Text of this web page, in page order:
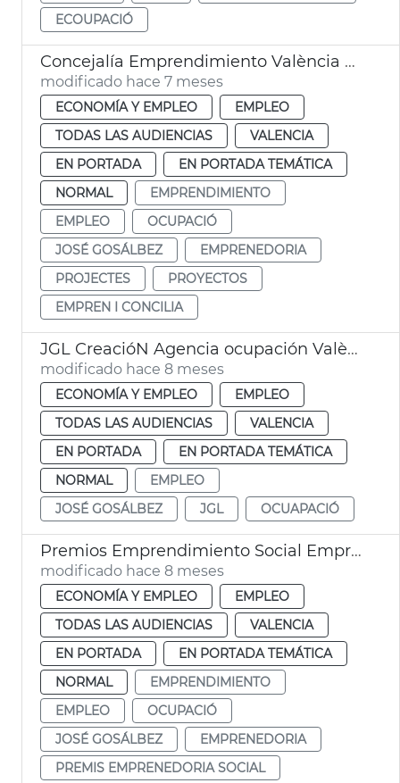
ECOUPACIÓ
Concejalía Emprendimiento València ayudas 757 nuevos proyectos
modificado hace 7 meses
ECONOMÍA Y EMPLEO
EMPLEO
TODAS LAS AUDIENCIAS
VALENCIA
EN PORTADA
EN PORTADA TEMÁTICA
NORMAL
EMPRENDIMIENTO
EMPLEO
OCUPACIÓ
JOSÉ GOSÁLBEZ
EMPRENEDORIA
PROJECTES
PROYECTOS
EMPREN I CONCILIA
JGL CreacióN Agencia ocupación València
modificado hace 8 meses
ECONOMÍA Y EMPLEO
EMPLEO
TODAS LAS AUDIENCIAS
VALENCIA
EN PORTADA
EN PORTADA TEMÁTICA
NORMAL
EMPLEO
JOSÉ GOSÁLBEZ
JGL OCUAPACIÓ
Premios Emprendimiento Social Emprendedores Riada 2025
modificado hace 8 meses
ECONOMÍA Y EMPLEO
EMPLEO
TODAS LAS AUDIENCIAS
VALENCIA
EN PORTADA
EN PORTADA TEMÁTICA
NORMAL
EMPRENDIMIENTO
EMPLEO
OCUPACIÓ
JOSÉ GOSÁLBEZ
EMPRENEDORIA
PREMIS EMPRENEDORIA SOCIAL